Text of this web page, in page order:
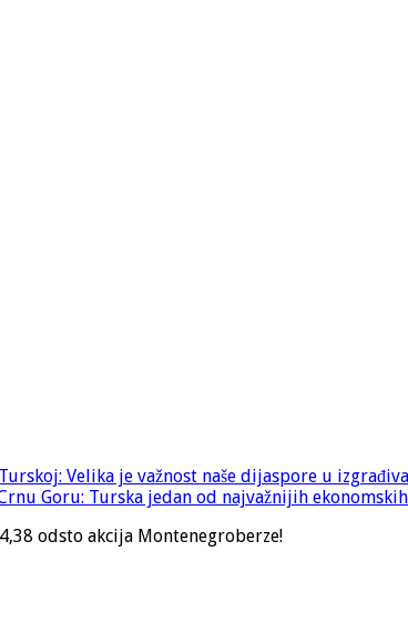
Velika je važnost naše dijaspore u
Goru: Turska jedan od najvažnijih
odsto akcija Montenegroberze!